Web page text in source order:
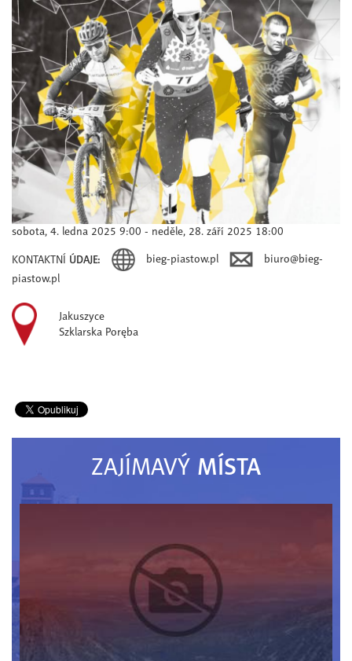
sobota, 4. ledna 2025 9:00 - neděle, 28. září 2025 18:00
KONTAKTNÍ ÚDAJE: bieg-piastow.pl
biuro@bieg-
piastow.pl
Jakuszyce
Szklarska Poręba
ZAJÍMAVÝ MÍSTA